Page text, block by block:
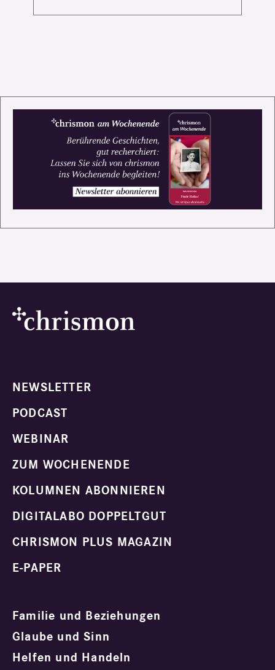
NEWSLETTER
PODCAST
WEBINAR
ZUM WOCHENENDE
KOLUMNEN ABONNIEREN
DIGITALABO DOPPELTGUT
CHRISMON PLUS MAGAZIN
E-PAPER
Familie und Beziehungen
Glaube und Sinn
Helfen und Handeln